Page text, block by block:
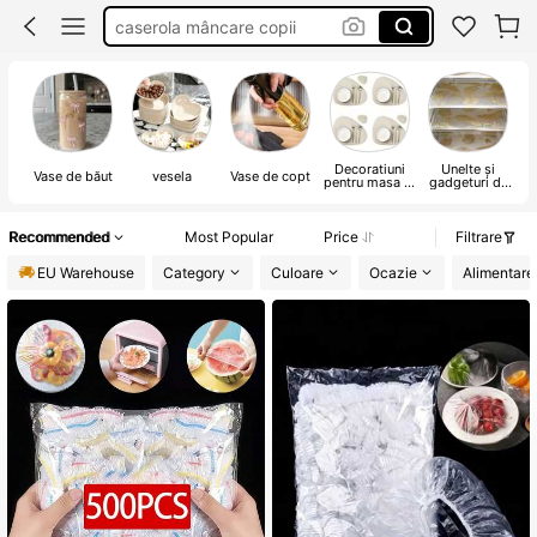
sticla de apa
caserole pentru școală
Vase de băut vesela Vase de copt Decoratiuni
pentru masa si
Unelte și
gadgeturi de
Recommended Most Popular Price
Filtrare
EU Warehouse
Category Culoare Ocazie